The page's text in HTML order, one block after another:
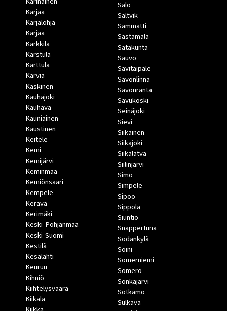
Karjaa
Karjalohja
Karjaa
Karkkila
Karstula
Karttula
Karvia
Kaskinen
Kauhajoki
Kauhava
Kauniainen
Kaustinen
Keitele
Kemi
Kemijärvi
Keminmaa
Kemiönsaari
Kempele
Kerava
Kerimäki
Keski-Pohjanmaa
Keski-Suomi
Kestilä
Kesälahti
Keuruu
Kihniö
Kiihtelysvaara
Kiikala
Salo
Saltvik
Sammatti
Sastamala
Satakunta
Sauvo
Savitaipale
Savonlinna
Savonranta
Savukoski
Seinäjoki
Sievi
Siikainen
Siikajoki
Siikalatva
Siilinjärvi
Simo
Simpele
Sipoo
Sippola
Siuntio
Snappertuna
Sodankylä
Soini
Somerniemi
Somero
Sonkajärvi
Sotkamo
Sulkava